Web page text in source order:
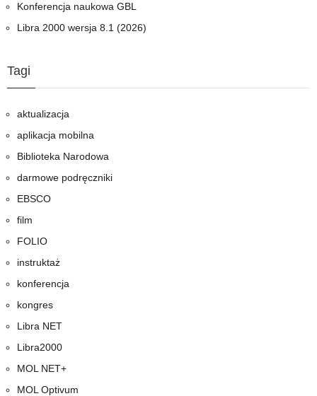
Konferencja naukowa GBL
Libra 2000 wersja 8.1 (2026)
Tagi
aktualizacja
aplikacja mobilna
Biblioteka Narodowa
darmowe podręczniki
EBSCO
film
FOLIO
instruktaż
konferencja
kongres
Libra NET
Libra2000
MOL NET+
MOL Optivum